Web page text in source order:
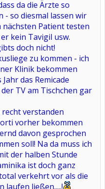
da die Ärzte so
- so diesmal lassen wir
nächsten Patient testen
kein Tavigil usw.
doch nicht!
zu kommen - ich
Klinik bekommen
das Remicade
TV am Tischchen gar
recht verstanden
vorher bekommen
davon gesprochen
soll! Na da muss ich
der halben Stunde
ist doch ganz
verkehrt vor als die
laufen ließen.....!